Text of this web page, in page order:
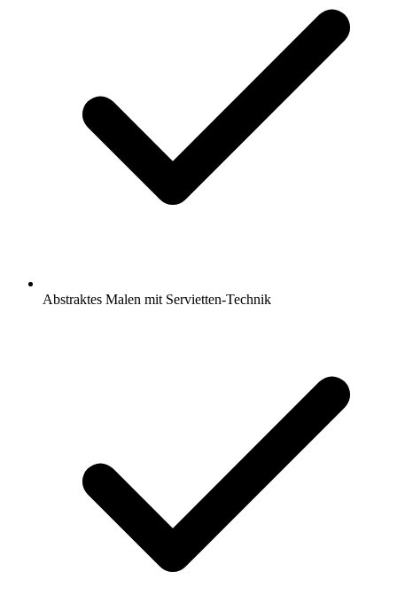
Abstraktes Malen mit Servietten-Technik